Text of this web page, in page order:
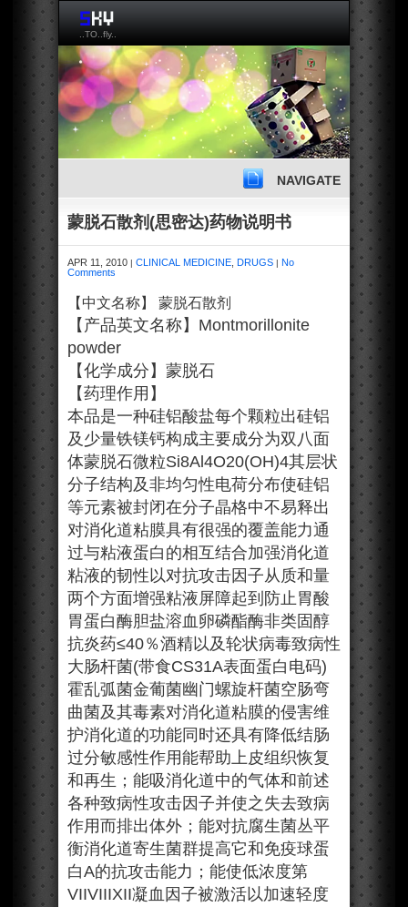
..TO..fly..
NAVIGATE
蒙脱石散剂(思密达)药物说明书
APR 11, 2010 | CLINICAL MEDICINE DRUGS | No
Comments
【中文名称】 蒙脱石散剂
【产品英文名称】Montmorillonite
powder
【化学成分】蒙脱石
【药理作用】
本品是一种硅铝酸盐每个颗粒出硅铝
及少量铁镁钙构成主要成分为双八面
体蒙脱石微粒Si8Al4O20(OH)4其层状
分子结构及非均匀性电荷分布使硅铝
等元素被封闭在分子晶格中不易释出
对消化道粘膜具有很强的覆盖能力通
过与粘液蛋白的相互结合加强消化道
粘液的韧性以对抗攻击因子从质和量
两个方面增强粘液屏障起到防止胃酸
胃蛋白酶胆盐溶血卵磷酯酶非类固醇
抗炎药≤40％酒精以及轮状病毒致病性
大肠杆菌(带食CS31A表面蛋白电码)
霍乱弧菌金葡菌幽门螺旋杆菌空肠弯
曲菌及其毒素对消化道粘膜的侵害维
护消化道的功能同时还具有降低结肠
过分敏感性作用能帮助上皮组织恢复
和再生；能吸消化道中的气体和前述
各种致病性攻击因子并使之失去致病
作用而排出体外；能对抗腐生菌丛平
衡消化道寄生菌群提高它和免疫球蛋
白A的抗攻击能力；能使低浓度第
VIIVIIIXII凝血因子被激活以加速轻度